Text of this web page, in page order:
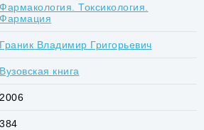
Фармакология. Токсикология.
Фармация
Граник Владимир Григорьевич
Вузовская книга
2006
384